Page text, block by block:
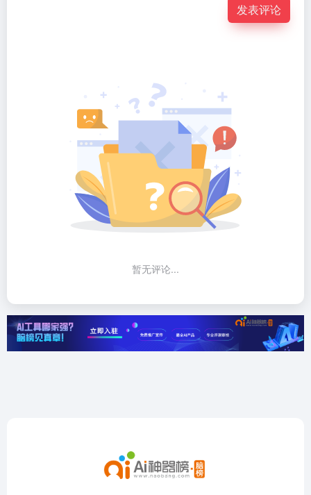
发表评论
暂无评论...